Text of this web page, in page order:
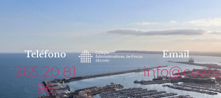
Teléfono
965 20 81
96
Email